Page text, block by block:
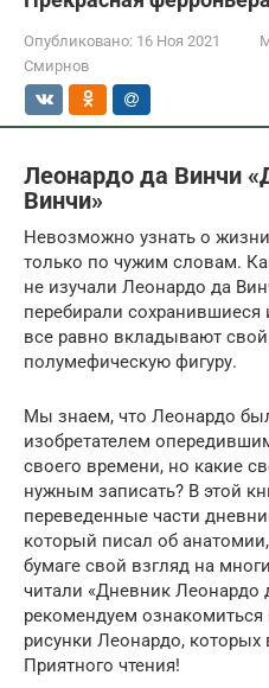
Опубликовано: 16 Ноя 2021
Смирнов
Леонардо да Винчи
Винчи»
Невозможно узнать о
только по чужим словам.
не изучали Леонардо да
перебирали
все равно вкладывают
полумефическую фигуру.
Мы знаем, что Леонардо
изобретателем
своего времени, но какие
нужным записать? В этой
переведенные части
который писал об
бумаге свой взгляд на
читали «Дневник Леонардо
рекомендуем
рисунки Леонардо, которых
Приятного чтения!